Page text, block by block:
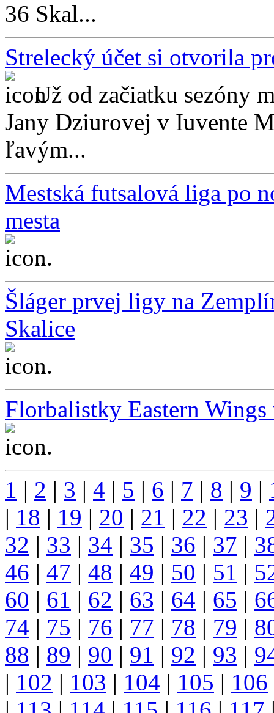
36 Skal...
Strelecký účet si otvorila
Už od začiatku sezóny
Jany Dziurovej v Iuvente
ľavým...
Mestská futsalová liga po
mesta
...
Šláger prvej ligy na
Skalice
...
Florbalistky Eastern
...
1 | 2 | 3 | 4 | 5 | 6 | 7 | 8 | 9 |
| 18 | 19 | 20 | 21 | 22 | 23 |
32 | 33 | 34 | 35 | 36 | 37 |
46 | 47 | 48 | 49 | 50 | 51 |
60 | 61 | 62 | 63 | 64 | 65 |
74 | 75 | 76 | 77 | 78 | 79 |
88 | 89 | 90 | 91 | 92 | 93 |
| 102 | 103 | 104 | 105 | 106